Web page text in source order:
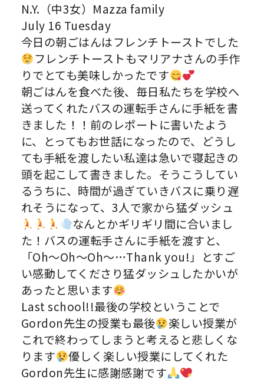
N.Y.（中3女）Mazza family
July 16 Tuesday
今日の朝ごはんはフレンチトーストでした
フレンチトーストもマリアナさんの手作
りでとても美味しかったです
朝ごはんを食べた後、毎日私たちを学校へ
送ってくれたバスの運転手さんに手紙を書
きました！！前のレポートに書いたよう
に、とってもお世話になったので、どうし
ても手紙を渡したい私達は急いで寝起きの
頭を起こして書きました。そうこうしてい
るうちに、時間が過ぎていきバスに乗り遅
れそうになって、3人で家から猛ダッシュ
なんとかギリギリ間に合いまし
た！バスの運転手さんに手紙を渡すと、
「Oh〜Oh〜Oh〜…Thank you!」とすご
い感動してくださり猛ダッシュしたかいが
あったと思います
Last school!!最後の学校ということで
Gordon先生の授業も最後
楽しい授業が
これで終わってしまうと考えると悲しくな
ります
優しく楽しい授業にしてくれた
Gordon先生に感謝感謝です